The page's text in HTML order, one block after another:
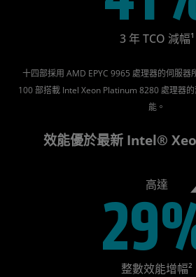
3 年 TCO 減幅¹
十四部採用 AMD EPYC 9965 處理器的伺服器
100 部搭載 Intel Xeon Platinum 8280 處理器
能。
效能優於最新 Intel®
高達
整數效能增幅²